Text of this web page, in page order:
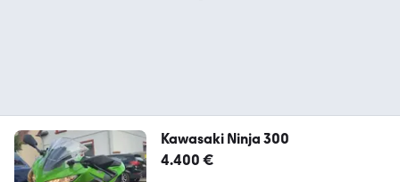
Kawasaki Ninja 300
4.400 €